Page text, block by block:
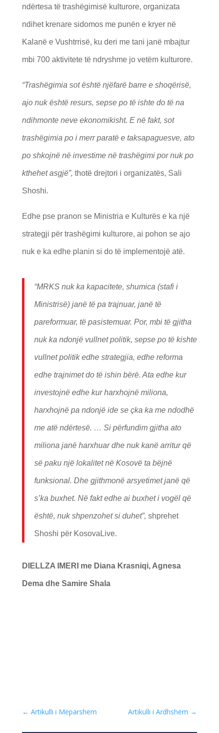
ndërtesa të trashëgimisë kulturore, organizata
ndihet krenare sidomos me punën e kryer në
Kalanë e Vushtrrisë, ku deri me tani janë mbajtur
mbi 700 aktivitete të ndryshme jo vetëm kulturore.
“Trashëgimia sot është njëfarë barre e shoqërisë,
ajo nuk është resurs, sepse po të ishte do të na
ndihmonte neve ekonomikisht. E në fakt, sot
trashëgimia po i merr paratë e taksapaguesve, ato
po shkojnë në investime në trashëgimi por nuk po
kthehet asgjë”, thotë drejtori i organizatës, Sali
Shoshi.
Edhe pse pranon se Ministria e Kulturës e ka një
strategji për trashëgimi kulturore, ai pohon se ajo
nuk e ka edhe planin si do të implementojë atë.
“MRKS nuk ka kapacitete, shumica (stafi i
Ministrisë) janë të pa trajnuar, janë të
pareformuar, të pasistemuar. Por, mbi të gjitha
nuk ka ndonjë vullnet politik, sepse po të kishte
vullnet politik edhe strategjia, edhe reforma
edhe trajnimet do të ishin bërë. Ata edhe kur
investojnë edhe kur harxhojnë miliona,
harxhojnë pa ndonjë ide se çka ka me ndodhë
me atë ndërtesë. … Si përfundim gjitha ato
miliona janë harxhuar dhe nuk kanë arritur që
së paku një lokalitet në Kosovë ta bëjnë
funksional. Dhe gjithmonë arsyetimet janë që
s’ka buxhet. Në fakt edhe ai buxhet i vogël që
është, nuk shpenzohet si duhet”, shprehet
Shoshi për KosovaLive.
DIELLZA IMERI me Diana Krasniqi, Agnesa
Dema dhe Samire Shala
← Artikulli i Mëparshëm Artikulli i Ardhshëm →